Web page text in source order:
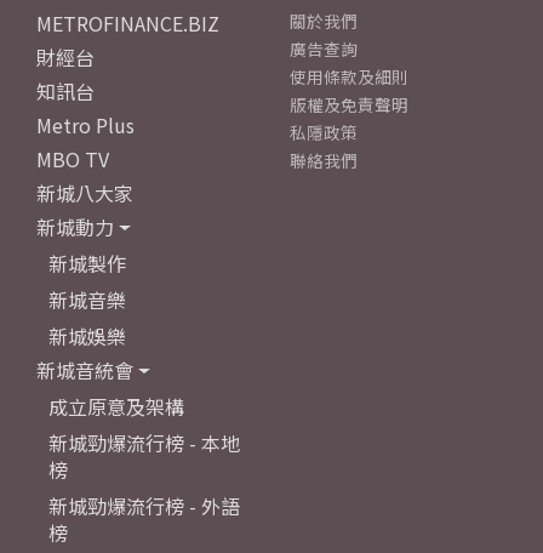
METROFINANCE.BIZ
財經台
知訊台
Metro Plus
MBO TV
新城八大家
新城動力
新城製作
新城音樂
新城娛樂
新城音統會
成立原意及架構
新城勁爆流行榜 - 本地
榜
新城勁爆流行榜 - 外語
榜
關於我們
廣告查詢
使用條款及細則
版權及免責聲明
私隱政策
聯絡我們